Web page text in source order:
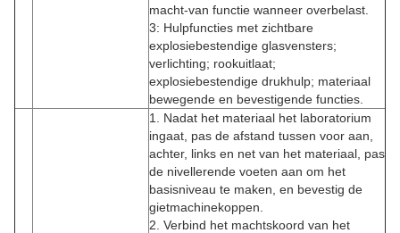
macht-van functie wanneer overbelast.
3: Hulpfuncties met zichtbare
explosiebestendige glasvensters;
verlichting; rookuitlaat;
explosiebestendige drukhulp; materiaal
bewegende en bevestigende functies.
1. Nadat het materiaal het laboratorium
ingaat, pas de afstand tussen voor aan,
achter, links en net van het materiaal, pas
de nivellerende voeten aan om het
basisniveau te maken, en bevestig de
gietmachinekoppen.
2. Verbind het machtskoord van het